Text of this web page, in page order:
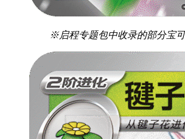
※启程专题包中收录的部分宝可